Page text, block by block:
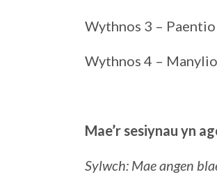
Wythnos 3 – Paentio
Wythnos 4 –
Mae’r sesiynau yn
Sylwch: Mae angen